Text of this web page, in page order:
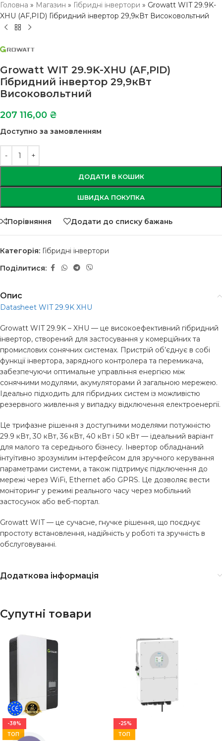
Головна » Магазин » Гібридні інвертори » Growatt WIT 29.9K-
XHU (AF,PID) Гібридний інвертор 29,9кВт Високовольтний
Growatt WIT 29.9K-XHU (AF,PID)
Гібридний інвертор 29,9кВт
Високовольтний
207 116,00 ₴
Доступно за замовленням
ДОДАТИ В КОШИК
ШВИДКА ПОКУПКА
Порівняння Додати до списку бажань
Категорія: Гібридні інвертори
Поділитися:
Опис
Datasheet WIT 29.9K XHU
Growatt WIT 29.9K – XHU — це високоефективний гібридний
інвертор, створений для застосування у комерційних та
промислових сонячних системах. Пристрій об’єднує в собі
функції інвертора, зарядного контролера та перемикача,
забезпечуючи оптимальне управління енергією між
сонячними модулями, акумуляторами й загальною мережею.
Ідеально підходить для гібридних систем із можливістю
резервного живлення у випадку відключення електроенергії.
Це трифазне рішення з доступними моделями потужністю
29.9 кВт, 30 кВт, 36 кВт, 40 кВт і 50 кВт — ідеальний варіант
для малого та середнього бізнесу. Інвертор обладнаний
інтуїтивно зрозумілим інтерфейсом для зручного керування
параметрами системи, а також підтримує підключення до
мережі через WiFi, Ethernet або GPRS. Це дозволяє вести
моніторинг у режимі реального часу через мобільний
застосунок або веб-портал.
Growatt WIT — це сучасне, гнучке рішення, що поєднує
простоту встановлення, надійність у роботі та зручність в
обслуговуванні.
Додаткова інформація
Супутні товари
-38%
ТОП
-25%
ТОП